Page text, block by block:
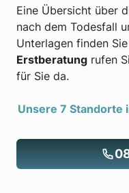
Eine Übersicht über
nach dem Todesfall
Unterlagen finden Sie
Erstberatung rufen
für Sie da.
Unsere 7 Standorte